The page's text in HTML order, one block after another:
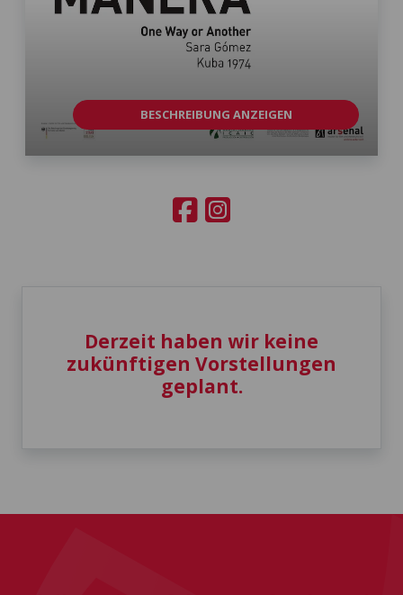
BESCHREIBUNG ANZEIGEN
Derzeit haben wir keine
zukünftigen Vorstellungen
geplant.